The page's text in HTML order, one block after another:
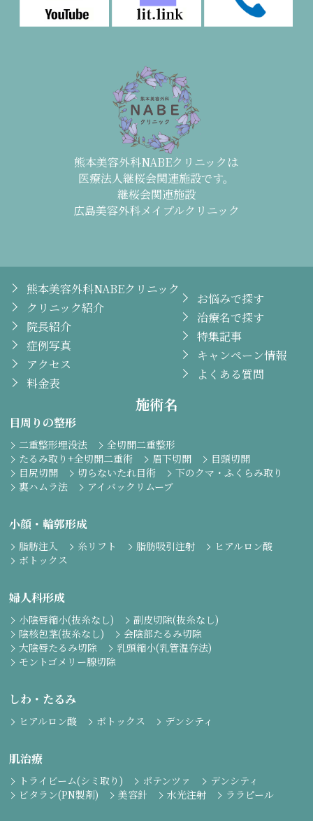
熊本美容外科NABEクリニックは
医療法人継桜会関連施設です。
継桜会関連施設
広島美容外科メイプルクリニック
熊本美容外科NABEクリニック
クリニック紹介
院長紹介
症例写真
アクセス
料金表
お悩みで探す
治療名で探す
特集記事
キャンペーン情報
よくある質問
施術名
目周りの整形
二重整形埋没法
全切開二重整形
たるみ取り+全切開二重術
眉下切開
目頭切開
目尻切開
切らないたれ目術
下のクマ・ふくらみ取り
裏ハムラ法
アイバックリムーブ
小顔・輪郭形成
脂肪注入 糸リフト 脂肪吸引注射
ヒアルロン酸
ボトックス
婦人科形成
小陰唇縮小(抜糸なし)
副皮切除(抜糸なし)
陰核包茎(抜糸なし)
会陰部たるみ切除
大陰唇たるみ切除
乳頭縮小(乳管温存法)
モントゴメリー腺切除
しわ・たるみ
ヒアルロン酸 ボトックス デンシティ
肌治療
トライビーム(シミ取り) ポテンツァ
デンシティ
ビタラン(PN製剤)
美容針 水光注射 ララピール